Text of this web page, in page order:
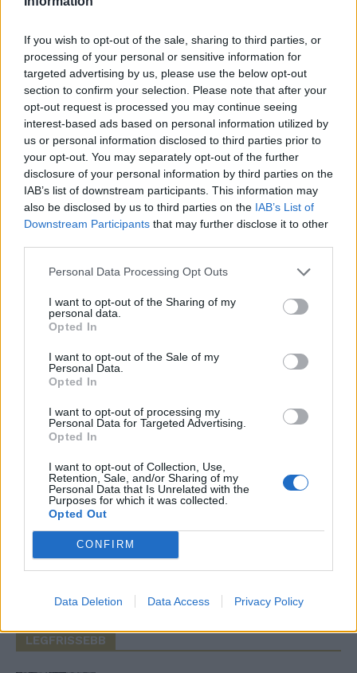
If you wish to opt-out of the sale, sharing to third parties, or
processing of your personal or sensitive information for
targeted advertising by us, please use the below opt-out
section to confirm your selection. Please note that after your
opt-out request is processed you may continue seeing
interest-based ads based on personal information utilized by
us or personal information disclosed to third parties prior to
your opt-out. You may separately opt-out of the further
disclosure of your personal information by third parties on the
IAB’s list of downstream participants. This information may
also be disclosed by us to third parties on the IAB’s List of
Downstream Participants that may further disclose it to other
Personal Data Processing Opt Outs
I want to opt-out of the Sharing of my
personal data.
Opted In
I want to opt-out of the Sale of my
Personal Data.
Opted In
I want to opt-out of processing my
Personal Data for Targeted Advertising.
Opted In
I want to opt-out of Collection, Use,
Retention, Sale, and/or Sharing of my
Personal Data that Is Unrelated with the
Purposes for which it was collected.
Opted Out
CONFIRM
Data Deletion Data Access Privacy Policy
Save my name, email, and website in this browser for the
next time I comment.
Notify me of follow-up comments by email.
Notify me of new posts by email.
- Advertisement -
46,301 Rajongók
13,262 Követő
LEGFRISSEBB